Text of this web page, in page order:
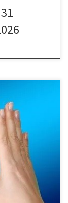
à tous les
communication
à votre
de